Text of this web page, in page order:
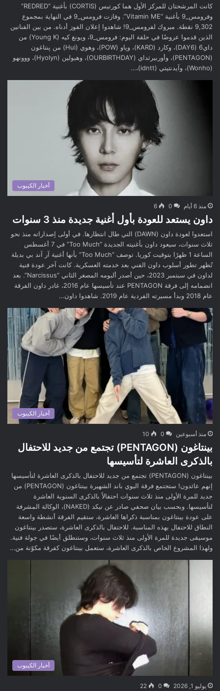
كانت المرشحتان للمركز الأول هما كورتيس (CORTIS) بأغنية “REDRED”
وفرومس_9 بأغنية “Vitamin ME”. وفازت فرومس_9 في النهاية بمجموع
9,302 نقطة. مبروك لفرومس_9! شاهدوا إعلان الفوز أدناه. من بين الفنانين
الذين قدموا عروضًا في حلقة اليوم: فرومس_9، ويونغ كيه (Young K) من
داي6 (DAY6)، وكارد (KARD)، وپاو (POW)، وهوي (Hui) من پنتاغون
(PENTAGON)، وأوربيرثداي (OURBIRTHDAY)، وهيولين (Hyolyn)، ووونهو
(Wonho)، وآيدنتيتي (idntt)،…
أخبار الكيبوب
منذ 6 أيام 0
6
داون يستعد للعودة بأول أغنية جديدة منذ 3 سنوات
استعدوا لعودة داون (DAWN) التي طال انتظارها. في أولى إصداراته منذ نحو
ثلاث سنوات، سيعود داون بأغنيته الجديدة “Too Much” في 7 أغسطس
الساعة 1 ظهرًا بتوقيت كوريا. توصف “Too Much” بأنها أغنية آر آند بي بديلة
تُظهر تطور أسلوب داون الفني بعد خدمته العسكرية. كانت آخر عودة فنية
لداون في سبتمبر 2023، حين أصدر ألبومه المصغر الثاني “Narcissus”. بعد
انضمامه إلى فرقة PENTAGON عند تأسيسها عام 2016، غادر داون الفرقة
عام 2018 وبدأ مسيرته الفردية عام 2019. شاهدوا داون…
أخبار الكيبوب
منذ أسبوعين 0
10
بينتاغون (PENTAGON) تجتمع من جديد للاحتفال
بالذكرى العاشرة لتأسيسها
بينتاغون (PENTAGON) تجتمع من جديد للاحتفال بالذكرى العاشرة لتأسيسها
إنهم عائدون! ستجتمع فرقة البوي باند الشهيرة بينتاغون (PENTAGON) من
جديد للمرة الأولى منذ ثلاث سنوات احتفالاً بالذكرى السنوية العاشرة
لتأسيسها. وبحسب بيان صحفي صادر عن نيكد (NAKED)، الوكالة المشرفة
على عودة بينتاغون بمناسبة ذكراها العاشرة، ستقيم الفرقة أنشطة واسعة
النطاق للاحتفال بهذه المناسبة. للاحتفال بالذكرى العاشرة، ستصدر بينتاغون
موسيقى جديدة للمرة الأولى منذ ثلاث سنوات، وستنطلق أيضًا في جولة فنية.
ولهذا المشروع الخاص بالذكرى العاشرة، ستعمل بينتاغون كفرقة مكوّنة من…
أخبار الكيبوب
يوليو 1, 2026 0
22